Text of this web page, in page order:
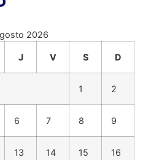
2026
J V S D
1 2
6 7 8 9
13 14 15 16